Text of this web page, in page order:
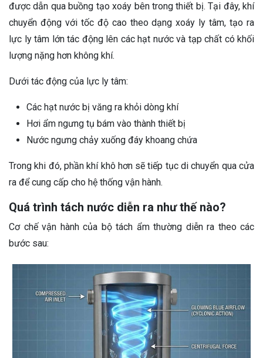
được dẫn qua buồng tạo xoáy bên trong thiết bị. Tại đây, khí
chuyển động với tốc độ cao theo dạng xoáy ly tâm, tạo ra
lực ly tâm lớn tác động lên các hạt nước và tạp chất có khối
lượng nặng hơn không khí.
Dưới tác động của lực ly tâm:
Các hạt nước bị văng ra khỏi dòng khí
Hơi ẩm ngưng tụ bám vào thành thiết bị
Nước ngưng chảy xuống đáy khoang chứa
Trong khi đó, phần khí khô hơn sẽ tiếp tục di chuyển qua cửa
ra để cung cấp cho hệ thống vận hành.
Quá trình tách nước diễn ra như thế nào?
Cơ chế vận hành của bộ tách ẩm thường diễn ra theo các
bước sau: